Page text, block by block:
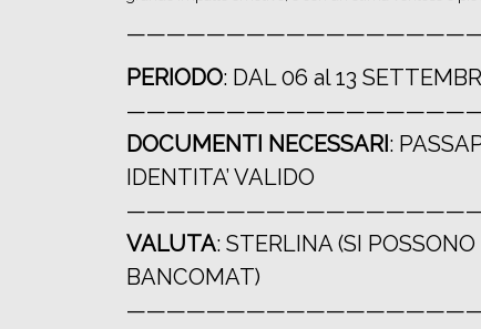
PERIODO: DAL 06 al 13
DOCUMENTI NECESSARI:
IDENTITA’ VALIDO
VALUTA: STERLINA (SI
BANCOMAT)